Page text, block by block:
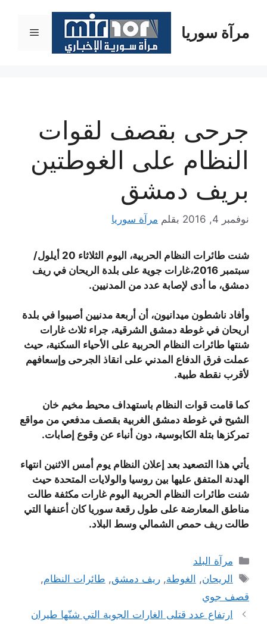
المحتوىمرآة سوريا القائمة
جرحى بقصف لقوات
النظام على الغوطتين
بريف دمشق
نوفمبر 4, 2016 بقلم مرآة سوريا
شنت طائرات النظام الحربية، اليوم الثلاثاء 20 أيلول/
سبتمبر 2016،غارات جوية على بلدة الريحان في ريف
دمشق، ما أدى لإصابة عدد من المدنيين.
وأفاد ناشطون ميدانيون، أن أربعة مدنيين أصيبوا في بلدة
اريحان في غوطة دمشق الشرقية، جراء ثلاث غارات
شنتها طائرات النظام الحربية على الأحياء السكنية، حيث
عملت فرق الدفاع المدني على انقاذ الجرحى وإسعافهم
لأقرب نقطة طبية.
كما قامت قوات النظام باستهداف محيط مخيم خان
الشيح في غوطة دمشق الغربية بقصف مدفعي من مواقع
تمركزها بتلة الكابوسية، دون أنباء عن وقوع إصابات.
يأتي هذا التصعيد بعد إعلان النظام يوم أمس الاثنين انتهاء
الهدنة المتفق عليها بين روسيا والولايات المتحدة حيث
شنت طائرات النظام الحربية اليوم غارات مكثفة طالت
مناطق المعارضة على طول رقعة سوريا كان أعنفها التي
طالت ريف حمص الشمالي وسط البلاد.
التصنيفات
مرآة البلد
الوسوم
الريحان, الغوطة,ريف دمشق, طائرات النظام,
قصف جوي
ارتفاع عدد قتلى الغارات الجوية التي شنّها طيران